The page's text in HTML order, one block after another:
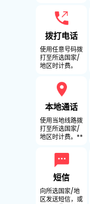
拨打电话
使用任意号码拨
打至所选国家/
地区时计费。
本地通话
使用当地线路拨
打至所选国家/
地区时计费。**
短信
向所选国家/地
区发送短信，或